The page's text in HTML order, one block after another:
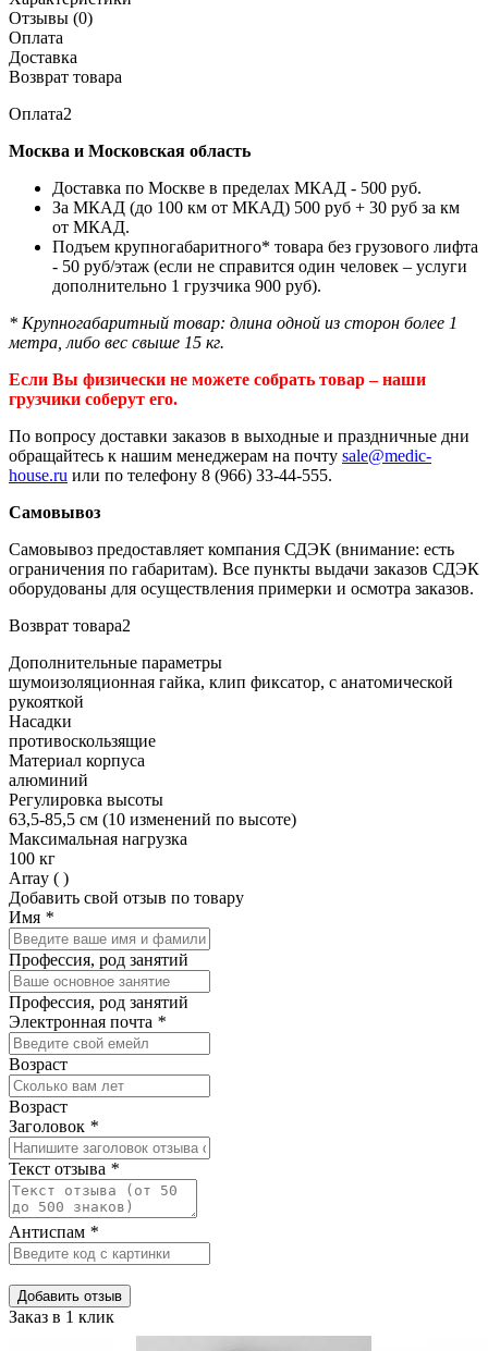
Отзывы (0)
Оплата
Доставка
Возврат товара
Оплата2
Москва и Московская область
Доставка по Москве в пределах МКАД - 500 руб.
За МКАД (до 100 км от МКАД) 500 руб + 30 руб за км
от МКАД.
Подъем крупногабаритного* товара без грузового лифта
- 50 руб/этаж (если не справится один человек – услуги
дополнительно 1 грузчика 900 руб).
* Крупногабаритный товар: длина одной из сторон более 1
метра, либо вес свыше 15 кг.
Если Вы физически не можете собрать товар – наши
грузчики соберут его.
По вопросу доставки заказов в выходные и праздничные дни
обращайтесь к нашим менеджерам на почту sale@medic-
house.ru или по телефону 8 (966) 33-44-555.
Самовывоз
Самовывоз предоставляет компания СДЭК (внимание: есть
ограничения по габаритам). Все пункты выдачи заказов СДЭК
оборудованы для осуществления примерки и осмотра заказов.
Возврат товара2
Дополнительные параметры
шумоизоляционная гайка, клип фиксатор, с анатомической
рукояткой
Насадки
противоскользящие
Материал корпуса
алюминий
Регулировка высоты
63,5-85,5 см (10 изменений по высоте)
Максимальная нагрузка
100 кг
Array ( )
Добавить свой отзыв по товару
Имя *
Профессия, род занятий
Профессия, род занятий
Электронная почта *
Возраст
Возраст
Заголовок *
Текст отзыва *
Антиспам *
Добавить отзыв
Заказ в 1 клик